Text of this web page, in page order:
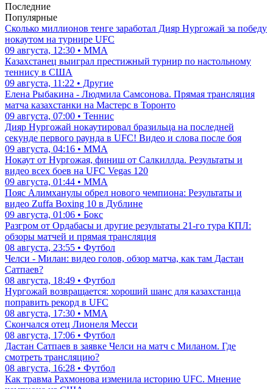
Последние
Популярные
Сколько миллионов тенге заработал Дияр Нургожай за победу
нокаутом на турнире UFC
09 августа, 12:30 • ММА
Казахстанец выиграл престижный турнир по настольному
теннису в США
09 августа, 11:22 • Другие
Елена Рыбакина - Людмила Самсонова. Прямая трансляция
матча казахстанки на Мастерс в Торонто
09 августа, 07:00 • Теннис
Дияр Нургожай нокаутировал бразильца на последней
секунде первого раунда в UFC! Видео и слова после боя
09 августа, 04:16 • ММА
Нокаут от Нургожая, финиш от Салкиллда. Результаты и
видео всех боев на UFC Vegas 120
09 августа, 01:44 • ММА
Пояс Алимханулы обрел нового чемпиона: Результаты и
видео Zuffa Boxing 10 в Дублине
09 августа, 01:06 • Бокс
Разгром от Ордабасы и другие результаты 21-го тура КПЛ:
обзоры матчей и прямая трансляция
08 августа, 23:55 • Футбол
Челси - Милан: видео голов, обзор матча, как там Дастан
Сатпаев?
08 августа, 18:49 • Футбол
Нургожай возвращается: хороший шанс для казахстанца
поправить рекорд в UFC
08 августа, 17:30 • ММА
Скончался отец Лионеля Месси
08 августа, 17:06 • Футбол
Дастан Сатпаев в заявке Челси на матч с Миланом. Где
смотреть трансляцию?
08 августа, 16:28 • Футбол
Как травма Рахмонова изменила историю UFC. Мнение